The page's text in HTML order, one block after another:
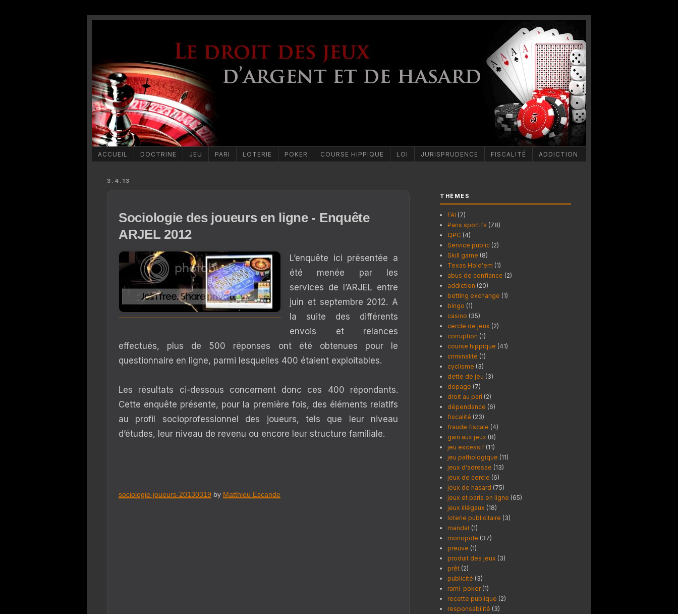
ACCUEIL DOCTRINE JEU PARI LOTERIE POKER COURSE HIPPIQUE LOI JURISPRUDENCE FISCALITÉ ADDICTION
3.4.13
Sociologie des joueurs en ligne - Enquête
ARJEL 2012
L’enquête ici présentée a
été menée par les
services de l’ARJEL entre
juin et septembre 2012. A
la suite des différents
envois et relances
effectués, plus de 500 réponses ont été obtenues pour le
questionnaire en ligne, parmi lesquelles 400 étaient exploitables.
Les résultats ci-dessous concernent donc ces 400 répondants.
Cette enquête présente, pour la première fois, des éléments relatifs
au profil socioprofessionnel des joueurs, tels que leur niveau
d’études, leur niveau de revenu ou encore leur structure familiale.
sociologie-joueurs-20130319 by Matthieu Escande
THÈMES
FAI (7)
Paris sportifs (78)
QPC (4)
Service public (2)
Skill game (8)
Texas Hold'em (1)
abus de confiance (2)
addiction (20)
betting exchange (1)
bingo (1)
casino (35)
cercle de jeux (2)
corruption (1)
course hippique (41)
criminalité (1)
cyclisme (3)
dette de jeu (3)
dopage (7)
droit au pari (2)
dépendance (6)
fiscalité (23)
fraude fiscale (4)
gain aux jeux (8)
jeu excessif (11)
jeu pathologique (11)
jeux d'adresse (13)
jeux de cercle (6)
jeux de hasard (75)
jeux et paris en ligne (65)
jeux illégaux (18)
loterie publicitaire (3)
mandat (1)
monopole (37)
preuve (1)
produit des jeux (3)
prêt (2)
publicité (3)
rami-poker (1)
recette publique (2)
responsabilité (3)